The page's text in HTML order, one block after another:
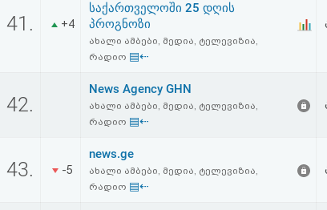
კითხვა-
ავტორიზაცია
პაროლის
41. +4
საქართველოში 25 დღის
პროგნოზი
ახალი ამბები, მედია, ტელევიზია,
რადიო ▤⇠
42.
News Agency GHN
ახალი ამბები, მედია, ტელევიზია,
რადიო ▤⇠
43. -5
news.ge
ახალი ამბები, მედია, ტელევიზია,
რადიო ▤⇠